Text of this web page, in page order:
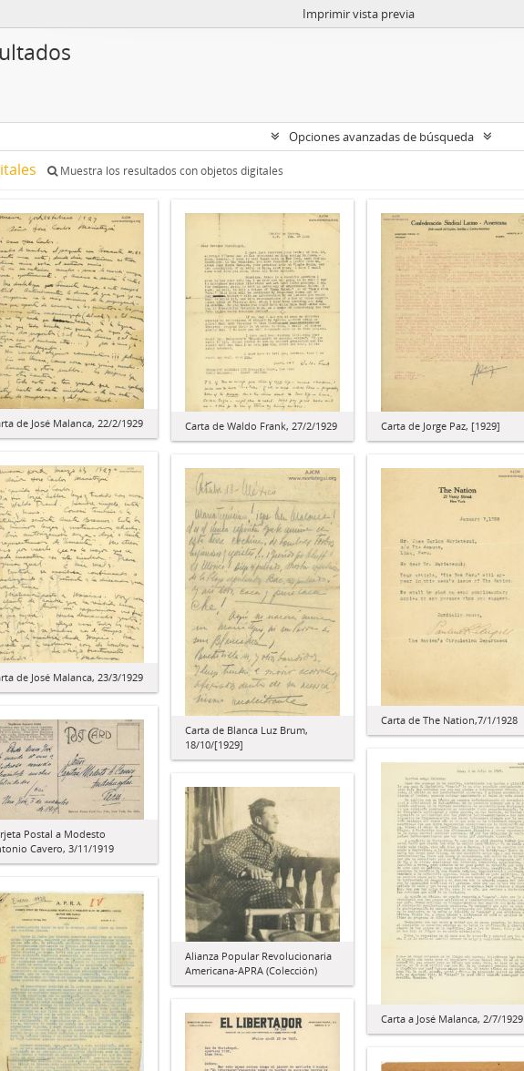
Imprimir vista previa
Opciones avanzadas de búsqueda
Muestra los resultados con objetos digitales
de José Malanca, 22/2/1929 Carta de Waldo Frank, 27/2/1929 Carta de Jorge Paz, [1929]
de José Malanca, 23/3/1929
Carta de Blanca Luz Brum,
18/10/[1929]
Carta de The Nation,7/1/1928
Postal a Modesto
Cavero, 3/11/1919
Carta a José Malanca, 2/7/1929
Alianza Popular Revolucionaria
Americana-APRA (Colección)